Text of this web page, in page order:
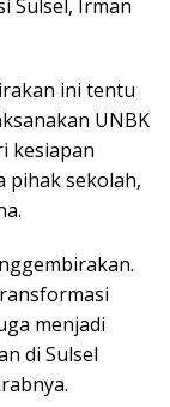
Sulsel, Irman
ini tentu
UNBK
kesiapan
pihak sekolah,
menjadi
di Sulsel